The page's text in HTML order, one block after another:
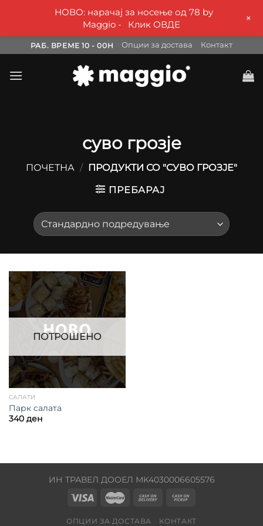
to
content
РАБ. ВРЕМЕ 10 - 00H Опции за достава Контакт
суво грозје
ПОЧЕТНА / ПРОДУКТИ СО "СУВО ГРОЗЈЕ"
ПРЕБАРАЈ
ПОТРОШЕНО
САЛАТИ
Парк салата
340 ден
ИН ТРАВЕЛ ДООЕЛ MK4030006605576
ОПЦИИ ЗА ДОСТАВА КОНТАКТ
НОВО: нарачај за носење од 78 by
Maggio -
Клик ОВДЕ +